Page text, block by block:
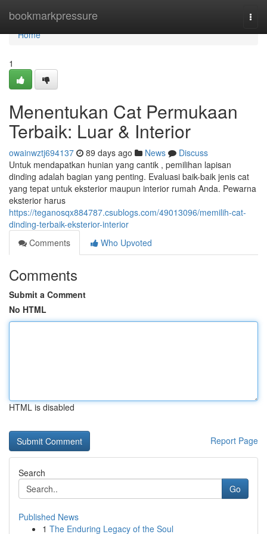
bookmarkpressure
Home
Home
1
Menentukan Cat Permukaan
Terbaik: Luar & Interior
owainwztj694137 89 days ago News
Discuss
Untuk mendapatkan hunian yang cantik , pemilihan lapisan
dinding adalah bagian yang penting. Evaluasi baik-baik jenis cat
yang tepat untuk eksterior maupun interior rumah Anda. Pewarna
eksterior harus
https://teganosqx884787.csublogs.com/49013096/memilih-cat-
dinding-terbaik-eksterior-interior
Comments
Who Upvoted
Comments
Submit a Comment
No HTML
HTML is disabled
Report Page
Search
Go
Published News
1 The Enduring Legacy of the Soul